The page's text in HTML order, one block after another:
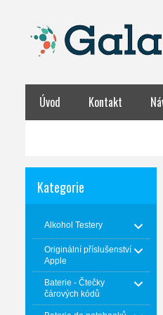
Úvod Kontakt
Kategorie
Alkohol Testery
Originální příslušenství
Apple
Baterie - Čtečky
čárových kódů